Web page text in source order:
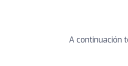
A continuación